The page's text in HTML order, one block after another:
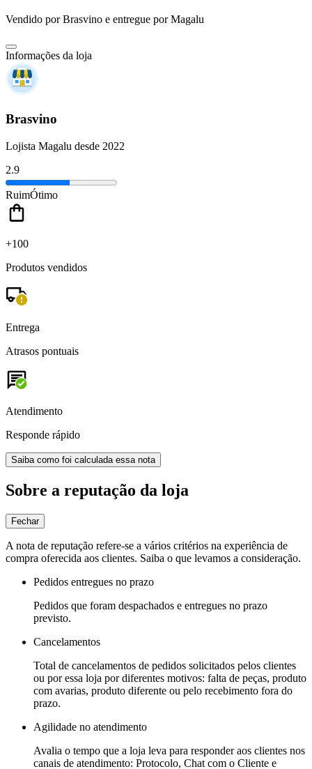
Vendido porBrasvino e entregue por Magalu
Informações da loja
Brasvino
Lojista Magalu desde 2022
2.9
RuimÓtimo
+100
Produtos vendidos
Entrega
Atrasos pontuais
Atendimento
Responde rápido
Saiba como foi calculada essa nota
Sobre a reputação da loja
Fechar
A nota de reputação refere-se a vários critérios na experiência de
compra oferecida aos clientes. Saiba o que levamos a consideração.
Pedidos entregues no prazo
Pedidos que foram despachados e entregues no prazo
previsto.
Cancelamentos
Total de cancelamentos de pedidos solicitados pelos clientes
ou por essa loja por diferentes motivos: falta de peças, produto
com avarias, produto diferente ou pelo recebimento fora do
prazo.
Agilidade no atendimento
Avalia o tempo que a loja leva para responder aos clientes nos
canais de atendimento: Protocolo, Chat com o Cliente e